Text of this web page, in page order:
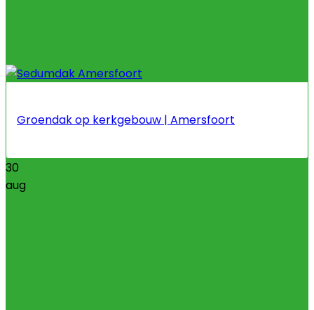
Groendak op kerkgebouw | Amersfoort
30
aug